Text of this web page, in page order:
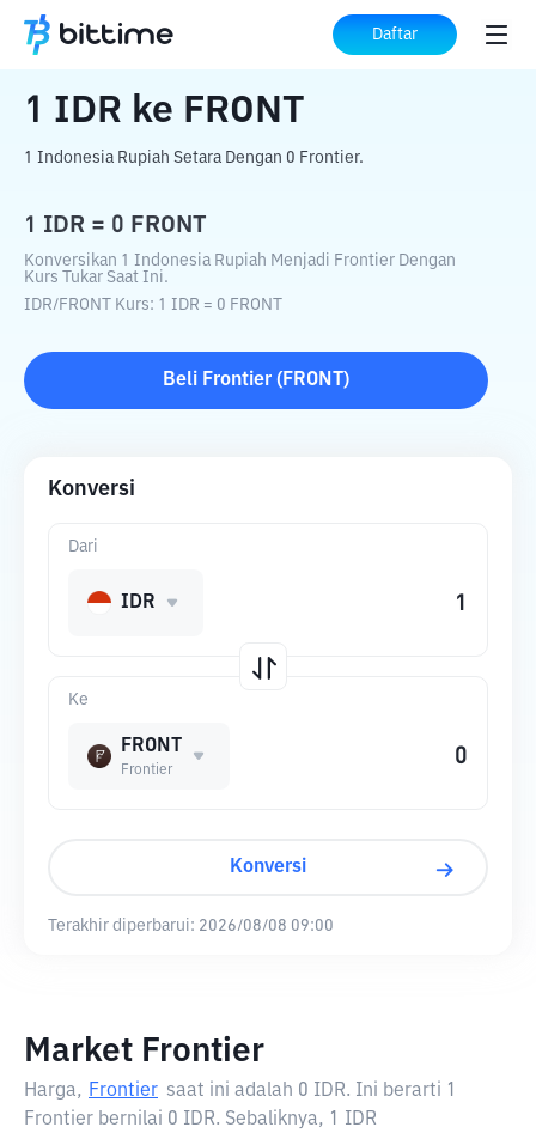
Daftar
Beranda Konverter Kripto ke FRONT
1 IDR ke FRONT
1 Indonesia Rupiah Setara Dengan 0 Frontier.
1 IDR = 0 FRONT
Konversikan 1 Indonesia Rupiah Menjadi Frontier Dengan
Kurs Tukar Saat Ini.
IDR/FRONT Kurs: 1 IDR = 0 FRONT
Beli Frontier ( FRONT )
Konversi
Ke
FRONT
Frontier
Dari
IDR
Konversi
Terakhir diperbarui: 2026/08/08 09:00
Market Frontier
Harga, Frontier saat ini adalah 0 IDR. Ini berarti 1
Frontier bernilai 0 IDR. Sebaliknya, 1 IDR